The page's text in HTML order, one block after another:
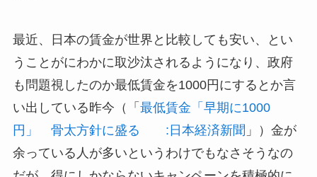
最近、日本の賃金が世界と比較しても安い、とい
うことがにわかに取沙汰されるようになり、政府
も問題視したのか最低賃金を1000円にするとか言
い出している昨今（「 最低賃金「早期に1000
円」 骨太方針に盛る :日本経済新聞 」）金が
余っている人が多いというわけでもなさそうなの